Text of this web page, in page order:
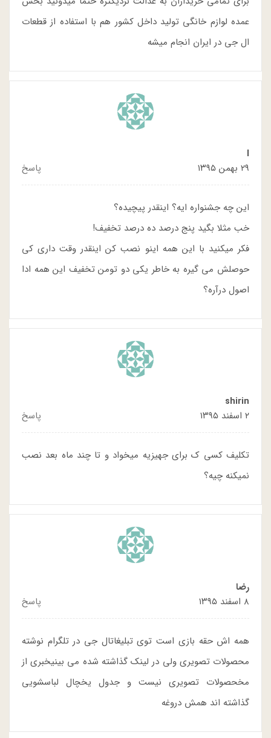
عمده لوازم خانگی تولید داخل کشور هم با استفاده از قطعات
ال جی در ایران انجام میشه
I
۲۹ بهمن ۱۳۹۵
پاسخ
این چه جشنواره ایه؟ اینقدر پیچیده؟
خب مثلا بگید پنج درصد ده درصد تخفیف!
فکر میکنید با این همه اینو نصب کن اینقدر وقت داری کی
حوصلش می گیره به خاطر یکی دو تومن تخفیف این همه ادا
اصول درآره؟
shirin
۲ اسفند ۱۳۹۵
پاسخ
تکلیف کسی ک برای جهیزیه میخواد و تا چند ماه بعد نصب
نمیکنه چیه؟
رضا
۸ اسفند ۱۳۹۵
پاسخ
همه اش حقه بازی است توی تبلیغاتال جی در تلگرام نوشته
محصولات تصویری ولی در لینک گذاشته شده می بینیخبری از
مخحصولات تصویری نیست و جدول یخچال لباسشویی
گذاشته اند همش دروغه